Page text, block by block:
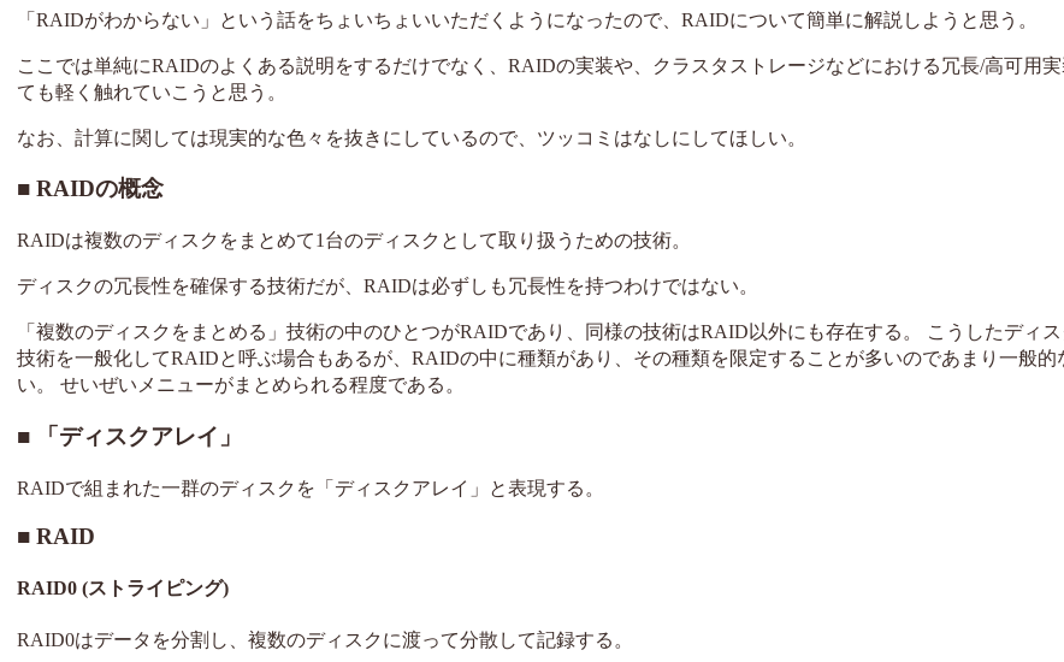
「RAIDがわからない」という話をちょいちょいいただくようになったので、RAIDについて簡単に解説しようと思う。
ここでは単純にRAIDのよくある説明をするだけでなく、RAIDの実装や、クラスタストレージなどにおける冗長/高可用
ても軽く触れていこうと思う。
なお、計算に関しては現実的な色々を抜きにしているので、ツッコミはなしにしてほしい。
RAIDの概念
RAIDは複数のディスクをまとめて1台のディスクとして取り扱うための技術。
ディスクの冗長性を確保する技術だが、RAIDは必ずしも冗長性を持つわけではない。
「複数のディスクをまとめる」技術の中のひとつがRAIDであり、同様の技術はRAID以外にも存在する。 こうしたディ
技術を一般化してRAIDと呼ぶ場合もあるが、RAIDの中に種類があり、その種類を限定することが多いのであまり一般的
い。 せいぜいメニューがまとめられる程度である。
「ディスクアレイ」
RAIDで組まれた一群のディスクを「ディスクアレイ」と表現する。
RAID
RAID0 (ストライピング)
RAID0はデータを分割し、複数のディスクに渡って分散して記録する。